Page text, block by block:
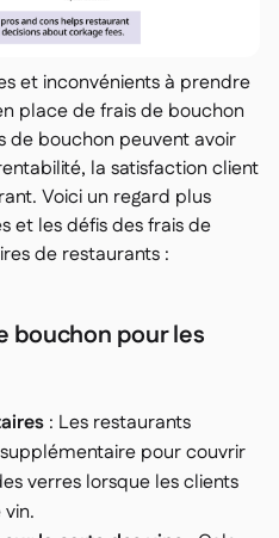
et inconvénients à prendre
place de frais de bouchon
de bouchon peuvent avoir
la satisfaction client
Voici un regard plus
et les défis des frais de
de restaurants :
bouchon pour les
: Les restaurants
pour couvrir
verres lorsque les clients